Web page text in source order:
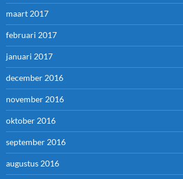
maart 2017
februari 2017
januari 2017
december 2016
november 2016
oktober 2016
september 2016
augustus 2016